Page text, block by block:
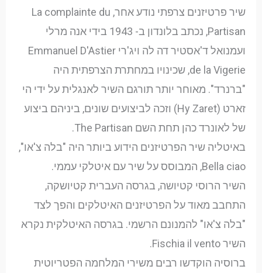
שיר פרטיזנים צרפתי נודע אחר, La complainte du
Partisan, נכתב בלונדון ב- 1943 בידי אנה מרלי
ועמנואל ד'אסטיר דה לה ויג'רי Emmanuel D'Astier
de la Vigerie, שכינויו במחתרת הצרפתית היה
"ברנרד". מאוחר יותר תורגם השיר לאנגלית על ידי הי
זארט (Hy Zaret) וזכה לביצועים שונים, ביניהם ביצוע
של לאונרד כהן תחת השם The Partisan.
באיטליה שיר הפרטיזנים הידוע ביותר היה "בלה צ'או",
Bella ciao, המבוסס על שיר עם איטלקי עממי.
השיר הרוסי קטיושה, בגרסה העברית קטיושקה,
התחבב מאוד על הפרטיזנים האיטלקים והפך לצד
"בלה צ'או" להמנונם הרשמי. בגרסה האיטלקית נקרא
השיר Fischia il vento.
ברוסיה הוקדשו רבים משירי המלחמה הפטריוטית